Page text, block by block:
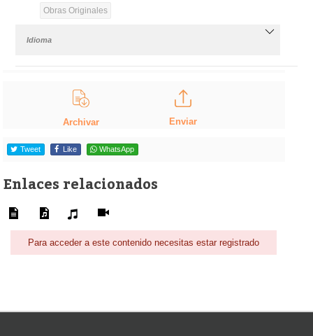
Obras Originales
Idioma
Archivar Enviar
Tweet Like WhatsApp
Enlaces relacionados
Para acceder a este contenido necesitas estar registrado